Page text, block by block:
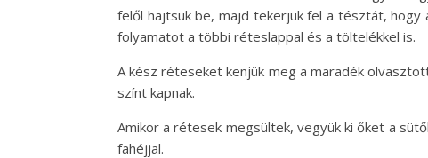
felől hajtsuk be, majd tekerjük fel a tésztát,
folyamatot a többi réteslappal és a töltelékkel is.
A kész réteseket kenjük meg a maradék
színt kapnak.
Amikor a rétesek megsültek, vegyük ki őket a
fahéjjal.